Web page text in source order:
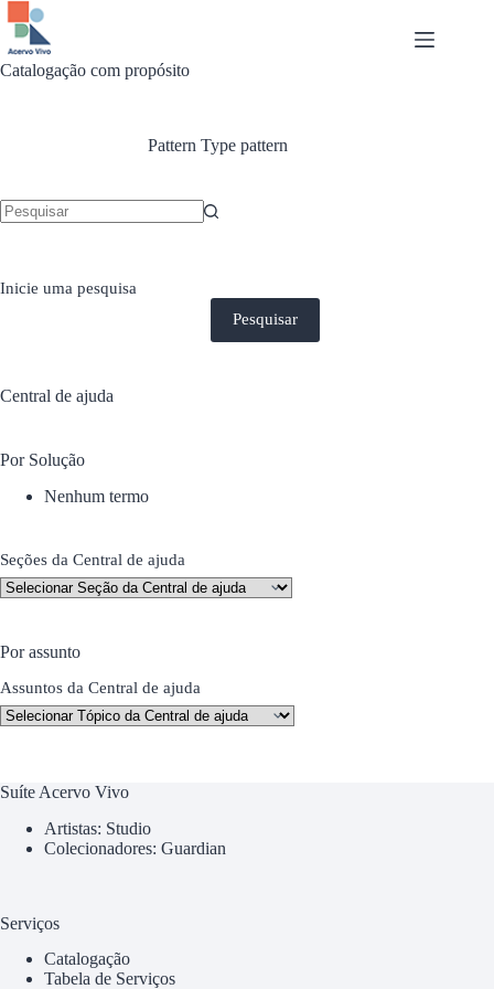
Pular
para
conteúdo
Catalogação com propósito
Pattern Typepattern
Inicie uma pesquisa
Pesquisar
Central de ajuda
Por Solução
Nenhum termo
Seções da Central de ajuda
Por assunto
Assuntos da Central de ajuda
Suíte Acervo Vivo
Artistas: Studio
Colecionadores: Guardian
Serviços
Catalogação
Tabela de Serviços